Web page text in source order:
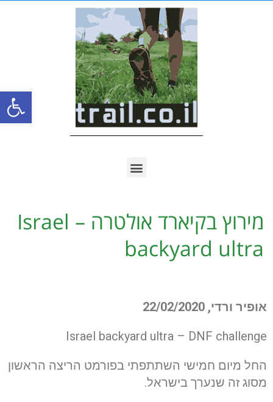
פתח
מירוץ בקיארד אולטרה – Israel
backyard ultra
אופיר ורדי, 22/02/2020
Israel backyard ultra – DNF challenge
החל מיום חמישי השתתפתי בפורמט הריצה הראשון
מסוג זה שנערך בישראל.